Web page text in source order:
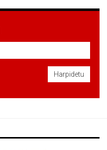
Harpidetu